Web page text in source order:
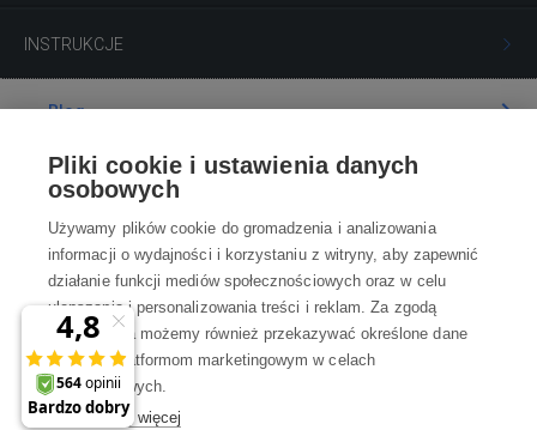
INSTRUKCJE
Blog
Poradnia
Wszystko o zakupach
Kontakt
Skontaktuj się z Nami
Pliki cookie i ustawienia danych
osobowych
Używamy plików cookie do gromadzenia i analizowania
informacji o wydajności i korzystaniu z witryny, aby zapewnić
działanie funkcji mediów społecznościowych oraz w celu
ulepszania i personalizowania treści i reklam. Za zgodą
użytkownika możemy również przekazywać określone dane
osobowe platformom marketingowym w celach
marketingowych.
Dowiedz się więcej